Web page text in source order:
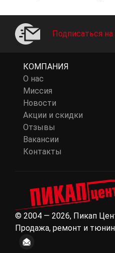
Подписаться
КОМПАНИЯ
О нас
Миссия
Новости
Акции и скидки
Отзывы
Вакансии
Контакты
© 2004 — 2026, Пикап
Продажа, ремонт и